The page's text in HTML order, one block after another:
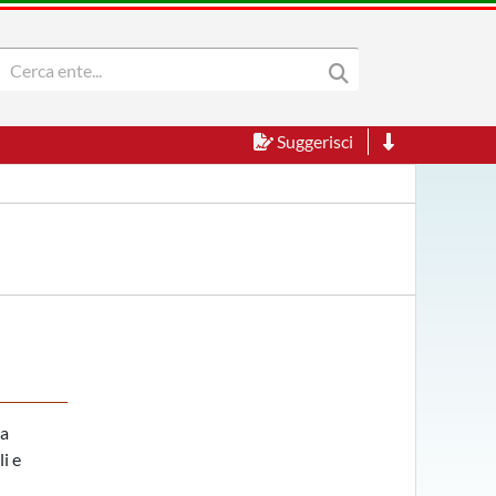
Suggerisci
e